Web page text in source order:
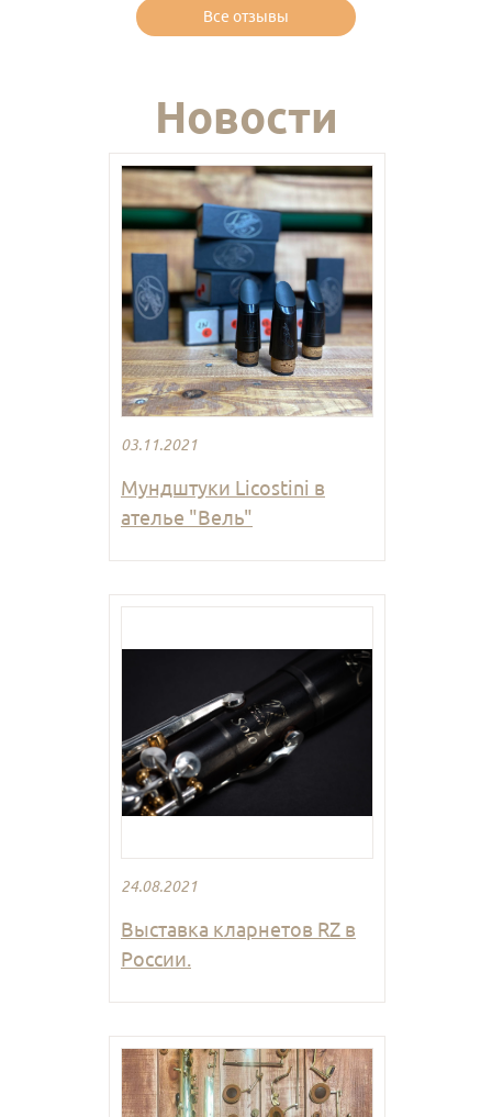
Все отзывы
Новости
03.11.2021
Мундштуки Licostini в
ателье "Вель"
24.08.2021
Выставка кларнетов RZ в
России.